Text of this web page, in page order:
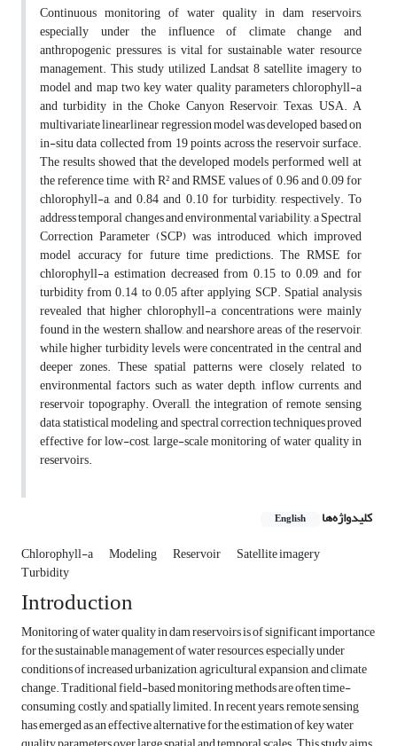
Continuous monitoring of water quality in dam reservoirs,
especially under the influence of climate change and
anthropogenic pressures, is vital for sustainable water resource
management. This study utilized Landsat 8 satellite imagery to
model and map two key water quality parameters chlorophyll-a
and turbidity in the Choke Canyon Reservoir, Texas, USA. A
multivariate linearlinear regression model was developed based on
in-situ data collected from 19 points across the reservoir surface.
The results showed that the developed models performed well at
the reference time, with R² and RMSE values of 0.96 and 0.09 for
chlorophyll-a, and 0.84 and 0.10 for turbidity, respectively. To
address temporal changes and environmental variability, a Spectral
Correction Parameter (SCP) was introduced, which improved
model accuracy for future time predictions. The RMSE for
chlorophyll-a estimation decreased from 0.15 to 0.09, and for
turbidity from 0.14 to 0.05 after applying SCP. Spatial analysis
revealed that higher chlorophyll-a concentrations were mainly
found in the western, shallow, and nearshore areas of the reservoir,
while higher turbidity levels were concentrated in the central and
deeper zones. These spatial patterns were closely related to
environmental factors such as water depth, inflow currents, and
reservoir topography. Overall, the integration of remote sensing
data, statistical modeling, and spectral correction techniques proved
effective for low-cost, large-scale monitoring of water quality in
reservoirs.
کلیدواژه‌ها English
Chlorophyll-a Modeling Reservoir Satellite imagery
Turbidity
Introduction
Monitoring of water quality in dam reservoirs is of significant importance
for the sustainable management of water resources, especially under
conditions of increased urbanization, agricultural expansion, and climate
change. Traditional field-based monitoring methods are often time-
consuming, costly, and spatially limited. In recent years, remote sensing
has emerged as an effective alternative for the estimation of key water